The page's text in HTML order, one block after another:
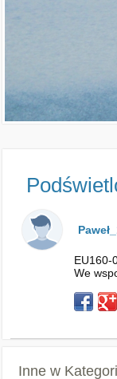
EU160-
We
Inne w